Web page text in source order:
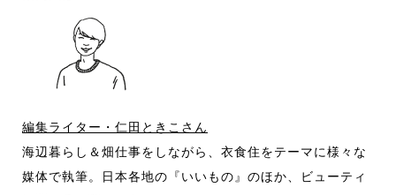
編集ライター・仁田ときこさん
海辺暮らし＆畑仕事をしながら、衣食住をテーマに様々な
媒体で執筆。日本各地の『いいもの』のほか、ビューティ